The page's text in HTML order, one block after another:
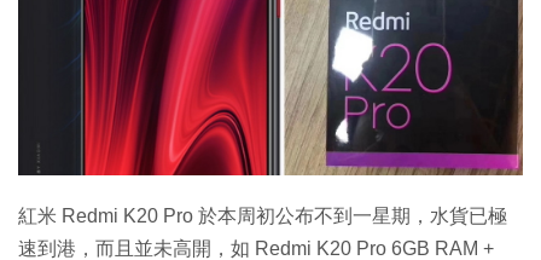
紅米 Redmi K20 Pro 於本周初公布不到一星期，水貨已極
速到港，而且並未高開，如 Redmi K20 Pro 6GB RAM +